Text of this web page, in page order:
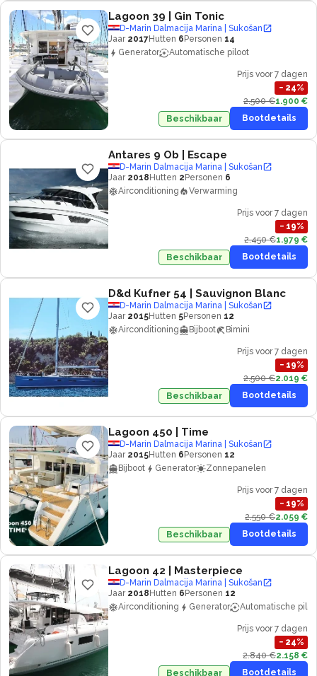
Lagoon 39 | Gin Tonic
D-Marin Dalmacija Marina | Sukošan
Jaar 2017Hutten 6 Personen 14
Generator
Automatische piloot
Prijs voor 7 dagen
− 24%
2.500 €1.900 €
Beschikbaar
Bootdetails
Antares 9 Ob | Escape
D-Marin Dalmacija Marina | Sukošan
Jaar 2018 Hutten 2 Personen 6
Airconditioning
Verwarming
Prijs voor 7 dagen
− 19%
2.450 €1.979 €
Beschikbaar
Bootdetails
D&d Kufner 54 | Sauvignon Blanc
D-Marin Dalmacija Marina | Sukošan
Jaar 2015Hutten 5Personen 12
Airconditioning
Bijboot Bimini
Prijs voor 7 dagen
− 19%
2.500 €2.019 €
Beschikbaar
Bootdetails
Lagoon 450 | Time
D-Marin Dalmacija Marina | Sukošan
Jaar 2015Hutten 6 Personen 12
Bijboot
Generator Zonnepanelen
Prijs voor 7 dagen
− 19%
2.550 €2.059 €
Beschikbaar
Bootdetails
Lagoon 42 | Masterpiece
D-Marin Dalmacija Marina | Sukošan
Jaar 2018 Hutten 6 Personen 12
Airconditioning
Generator Automatische
Prijs voor 7 dagen
− 24%
2.840 €2.158 €
Beschikbaar
Bootdetails